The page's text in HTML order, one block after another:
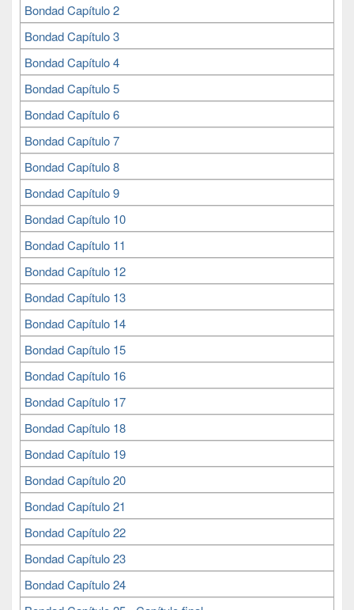
Bondad Capítulo 2
Bondad Capítulo 3
Bondad Capítulo 4
Bondad Capítulo 5
Bondad Capítulo 6
Bondad Capítulo 7
Bondad Capítulo 8
Bondad Capítulo 9
Bondad Capítulo 10
Bondad Capítulo 11
Bondad Capítulo 12
Bondad Capítulo 13
Bondad Capítulo 14
Bondad Capítulo 15
Bondad Capítulo 16
Bondad Capítulo 17
Bondad Capítulo 18
Bondad Capítulo 19
Bondad Capítulo 20
Bondad Capítulo 21
Bondad Capítulo 22
Bondad Capítulo 23
Bondad Capítulo 24